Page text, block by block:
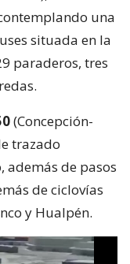
una
situada en la
paraderos, tres
(Concepción-
trazado
de pasos
de ciclovías
y Hualpén.